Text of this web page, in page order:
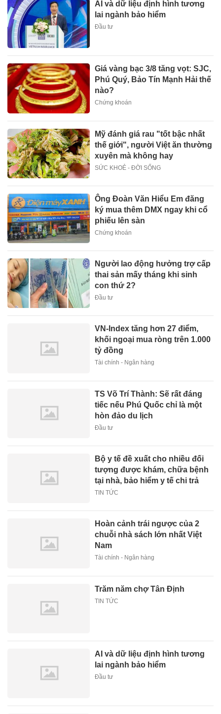
AI và dữ liệu định hình tương
lai ngành bảo hiểm
Đầu tư
Giá vàng bạc 3/8 tăng vọt: SJC,
Phú Quý, Bảo Tín Mạnh Hải thế
nào?
Chứng khoán
Mỹ đánh giá rau "tốt bậc nhất
thế giới", người Việt ăn thường
xuyên mà không hay
SỨC KHOẺ - ĐỜI SỐNG
Ông Đoàn Văn Hiểu Em đăng
ký mua thêm DMX ngay khi cổ
phiếu lên sàn
Chứng khoán
Người lao động hưởng trợ cấp
thai sản mấy tháng khi sinh
con thứ 2?
Đầu tư
VN-Index tăng hơn 27 điểm,
khối ngoại mua ròng trên 1.000
tỷ đồng
Tài chính - Ngân hàng
TS Võ Trí Thành: Sẽ rất đáng
tiếc nếu Phú Quốc chỉ là một
hòn đảo du lịch
Đầu tư
Bộ y tế đề xuất cho nhiều đối
tượng được khám, chữa bệnh
tại nhà, bảo hiểm y tế chi trả
TIN TỨC
Hoàn cảnh trái ngược của 2
chuỗi nhà sách lớn nhất Việt
Nam
Tài chính - Ngân hàng
Trăm năm chợ Tân Định
TIN TỨC
AI và dữ liệu định hình tương
lai ngành bảo hiểm
Đầu tư